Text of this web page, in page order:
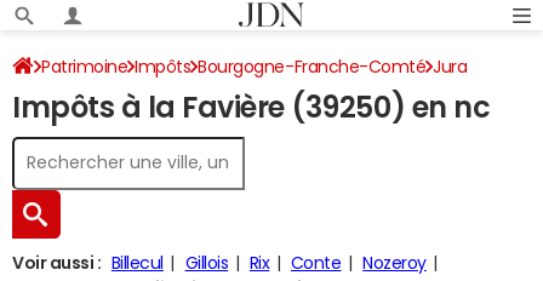
Patrimoine Impôts Bourgogne-Franche-Comté Jura
La Favière Impôt sur le revenu
Impôts à la Favière (39250) en nc
Voir aussi : Billecul Gillois Rix Conte
Nozeroy